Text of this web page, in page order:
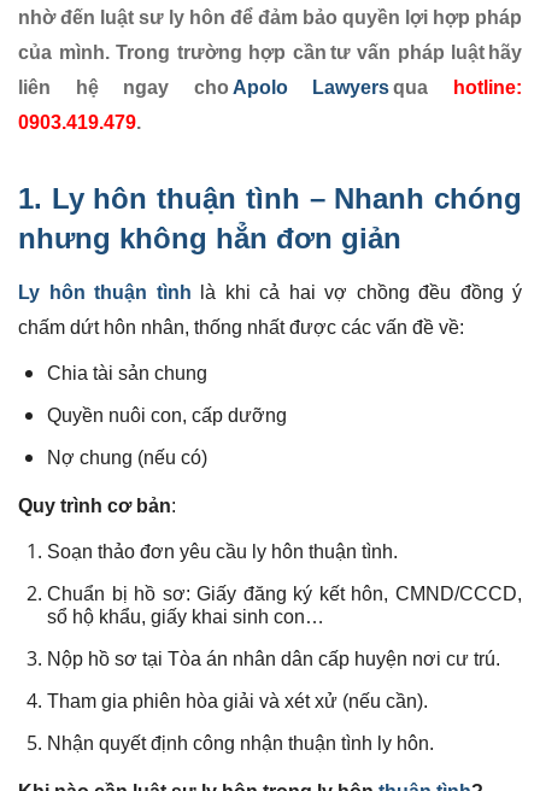
nhờ đến luật sư ly hôn để đảm bảo quyền lợi hợp pháp
của mình. Trong trường hợp cần tư vấn pháp luật hãy
liên hệ ngay cho Apolo Lawyers qua
hotline:
0903.419.479.
1. Ly hôn thuận tình – Nhanh chóng
nhưng không hẳn đơn giản
Ly hôn thuận tình là khi cả hai vợ chồng đều đồng ý
chấm dứt hôn nhân, thống nhất được các vấn đề về:
Chia tài sản chung
Quyền nuôi con, cấp dưỡng
Nợ chung (nếu có)
Quy trình cơ bản:
Soạn thảo đơn yêu cầu ly hôn thuận tình.
Chuẩn bị hồ sơ: Giấy đăng ký kết hôn, CMND/CCCD,
sổ hộ khẩu, giấy khai sinh con…
Nộp hồ sơ tại Tòa án nhân dân cấp huyện nơi cư trú.
Tham gia phiên hòa giải và xét xử (nếu cần).
Nhận quyết định công nhận thuận tình ly hôn.